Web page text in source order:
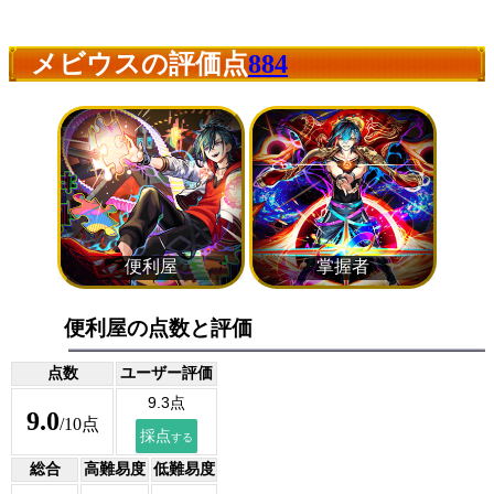
メビウスの評価点884
便利屋の点数と評価
点数 ユーザー評価
9.0/10点
総合 高難易度 低難易度